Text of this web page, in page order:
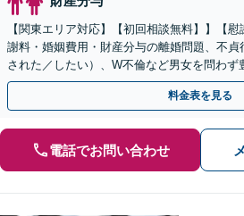
【関東エリア対応】【初回相談無料】】【
謝料・婚姻費用・財産分与の離婚問題、不
された／したい）、W不倫など男女を問わず
タートを全力でサポートします。【LINE＠
料金表を見る
電話でお問い合わせ